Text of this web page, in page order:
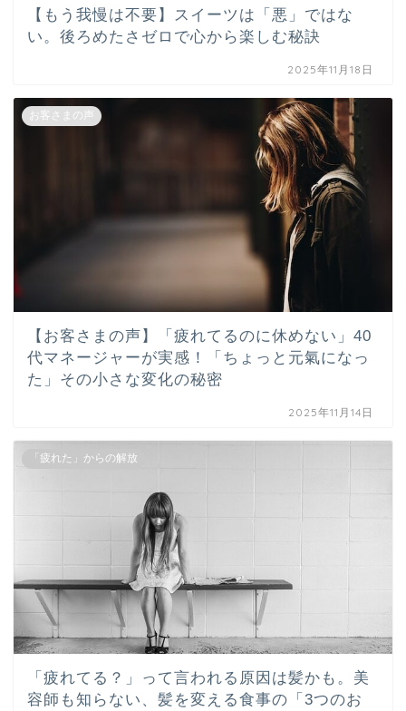
【もう我慢は不要】スイーツは「悪」ではな
い。後ろめたさゼロで心から楽しむ秘訣
2025年11月18日
お客さまの声
【お客さまの声】「疲れてるのに休めない」40
代マネージャーが実感！「ちょっと元氣になっ
た」その小さな変化の秘密
2025年11月14日
「疲れた」からの解放
「疲れてる？」って言われる原因は髪かも。美
容師も知らない、髪を変える食事の「3つのお